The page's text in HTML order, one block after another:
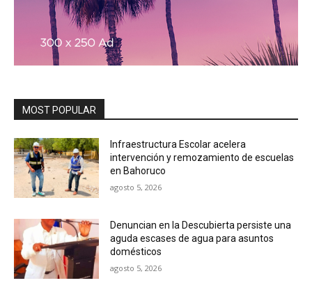
MOST POPULAR
Infraestructura Escolar acelera
intervención y remozamiento de escuelas
en Bahoruco
agosto 5, 2026
Denuncian en la Descubierta persiste una
aguda escases de agua para asuntos
domésticos
agosto 5, 2026